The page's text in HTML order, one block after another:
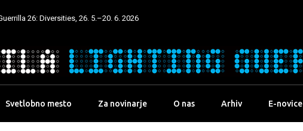
26: Diversities, 26. 5.–20. 6. 2026
Svetlobno mesto Za novinarje O nas Arhiv E-novice